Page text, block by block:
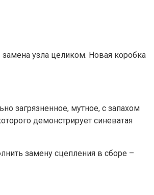
узла целиком. Новая коробка
загрязненное, мутное, с запахом
демонстрирует синеватая
замену сцепления в сборе –